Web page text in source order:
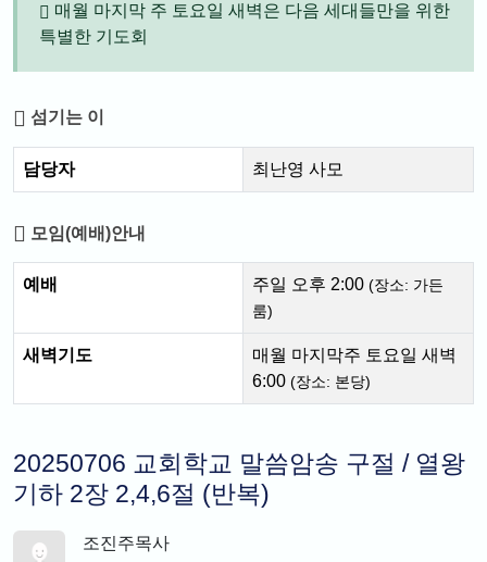
매월 마지막 주 토요일 새벽은 다음 세대들만을 위한
특별한 기도회
섬기는 이
담당자 최난영 사모
모임(예배)안내
예배 주일 오후 2:00 (장소: 가든
룸)
새벽기도
매월 마지막주 토요일 새벽
6:00 (장소: 본당)
20250706 교회학교 말씀암송 구절 / 열왕
기하 2장 2,4,6절 (반복)
조진주목사